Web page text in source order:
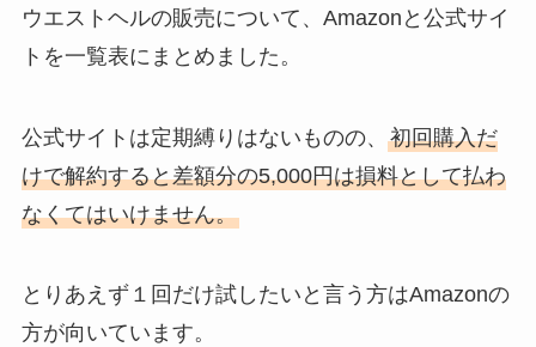
ウエストヘルの販売について、Amazonと公式サイ
トを一覧表にまとめました。
公式サイトは定期縛りはないものの、 初回購入だ
けで解約すると差額分の5,000円は損料として払わ
なくてはいけません。
とりあえず１回だけ試したいと言う方はAmazonの
方が向いています。